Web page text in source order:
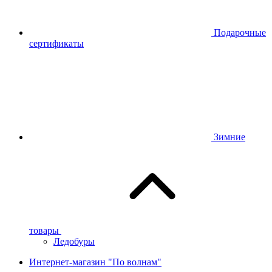
Подарочные
сертификаты
Зимние
товары
Ледобуры
Интернет-магазин "По волнам"